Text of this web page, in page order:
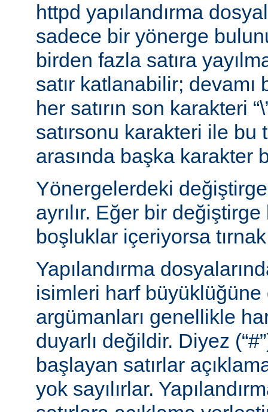
httpd yapılandırma
sadece bir yönerge
birden fazla satıra
satır katlanabilir; devamı
her satırın son karakteri
satırsonu karakteri ile bu
arasında başka karakter
Yönergelerdeki
ayrılır. Eğer bir
boşluklar içeriyorsa tırnak
Yapılandırma
isimleri harf büyüklüğüne
argümanları genellikle
duyarlı değildir. Diyez
başlayan satırlar
yok sayılırlar.